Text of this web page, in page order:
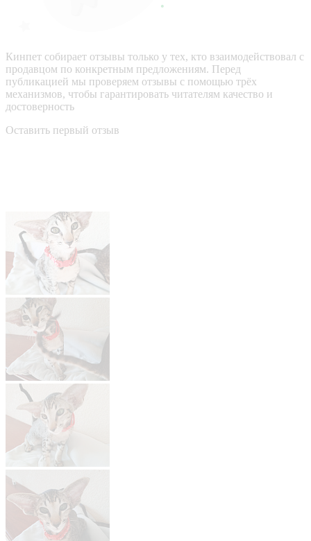
Кинпет собирает отзывы только у тех, кто взаимодействовал с
продавцом по конкретным предложениям. Перед
публикацией мы проверяем отзывы с помощью трёх
механизмов, чтобы гарантировать читателям качество и
достоверность
Оставить первый отзыв